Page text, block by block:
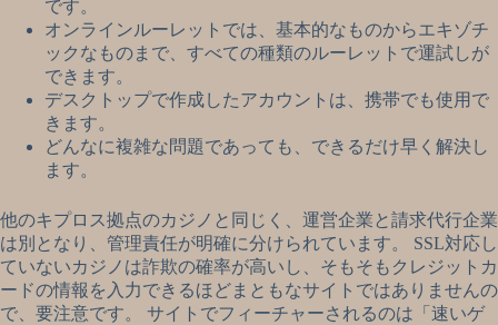
です。
オンラインルーレットでは、基本的なものからエキゾチ
ックなものまで、すべての種類のルーレットで運試しが
できます。
デスクトップで作成したアカウントは、携帯でも使用で
きます。
どんなに複雑な問題であっても、できるだけ早く解決し
ます。
他のキプロス拠点のカジノと同じく、運営企業と請求代行企業
は別となり、管理責任が明確に分けられています。 SSL対応し
ていないカジノは詐欺の確率が高いし、そもそもクレジットカ
ードの情報を入力できるほどまともなサイトではありませんの
で、要注意です。 サイトでフィーチャーされるのは「速いゲ